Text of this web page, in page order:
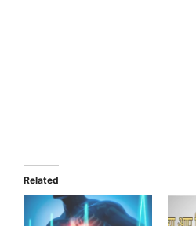
Related